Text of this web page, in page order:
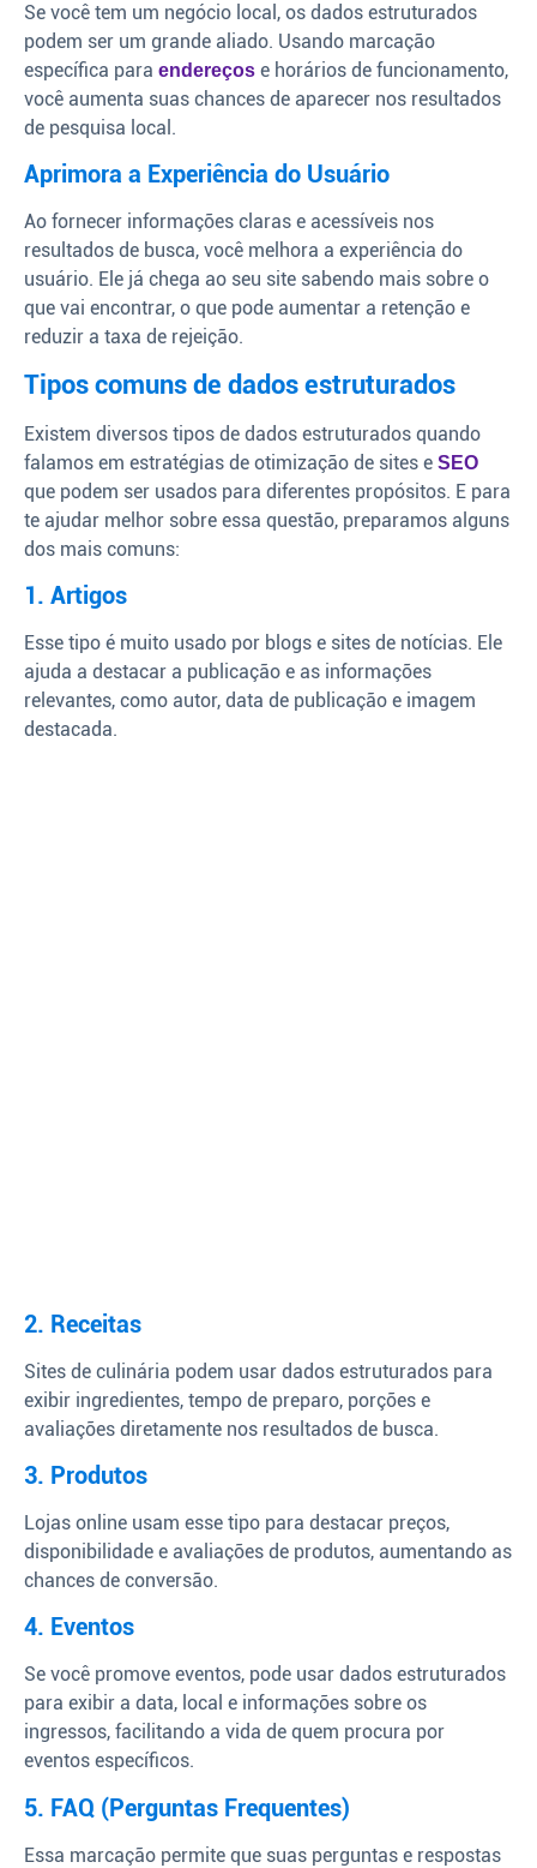
Se você tem um negócio local, os dados estruturados
podem ser um grande aliado. Usando marcação
específica para endereços e horários de funcionamento,
você aumenta suas chances de aparecer nos resultados
de pesquisa local.
Aprimora a Experiência do Usuário
Ao fornecer informações claras e acessíveis nos
resultados de busca, você melhora a experiência do
usuário. Ele já chega ao seu site sabendo mais sobre o
que vai encontrar, o que pode aumentar a retenção e
reduzir a taxa de rejeição.
Tipos comuns de dados estruturados
Existem diversos tipos de dados estruturados quando
falamos em estratégias de otimização de sites e SEO
que podem ser usados para diferentes propósitos. E para
te ajudar melhor sobre essa questão, preparamos alguns
dos mais comuns:
1. Artigos
Esse tipo é muito usado por blogs e sites de notícias. Ele
ajuda a destacar a publicação e as informações
relevantes, como autor, data de publicação e imagem
destacada.
2. Receitas
Sites de culinária podem usar dados estruturados para
exibir ingredientes, tempo de preparo, porções e
avaliações diretamente nos resultados de busca.
3. Produtos
Lojas online usam esse tipo para destacar preços,
disponibilidade e avaliações de produtos, aumentando as
chances de conversão.
4. Eventos
Se você promove eventos, pode usar dados estruturados
para exibir a data, local e informações sobre os
ingressos, facilitando a vida de quem procura por
eventos específicos.
5. FAQ (Perguntas Frequentes)
Essa marcação permite que suas perguntas e respostas